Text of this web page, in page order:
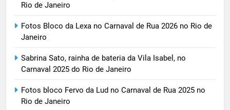
Rio de Janeiro
Fotos Bloco da Lexa no Carnaval de Rua 2026 no Rio de
Janeiro
Sabrina Sato, rainha de bateria da Vila Isabel, no
Carnaval 2025 do Rio de Janeiro
Fotos bloco Fervo da Lud no Carnaval de Rua 2025 no
Rio de Janeiro